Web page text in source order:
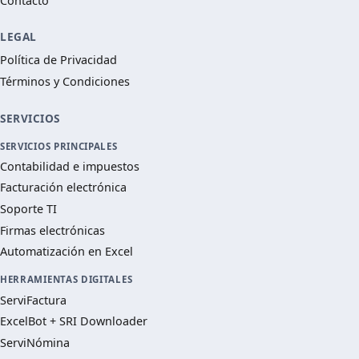
LEGAL
Política de Privacidad
Términos y Condiciones
SERVICIOS
SERVICIOS PRINCIPALES
Contabilidad e impuestos
Facturación electrónica
Soporte TI
Firmas electrónicas
Automatización en Excel
HERRAMIENTAS DIGITALES
ServiFactura
ExcelBot + SRI Downloader
ServiNómina